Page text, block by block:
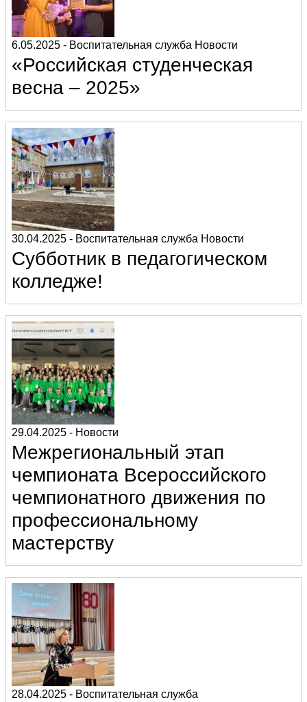
6.05.2025 - Воспитательная служба Новости
«Российская студенческая
весна – 2025»
30.04.2025 - Воспитательная служба Новости
Субботник в педагогическом
колледже!
29.04.2025 - Новости
Межрегиональный этап
чемпионата Всероссийского
чемпионатного движения по
профессиональному
мастерству
28.04.2025 - Воспитательная служба